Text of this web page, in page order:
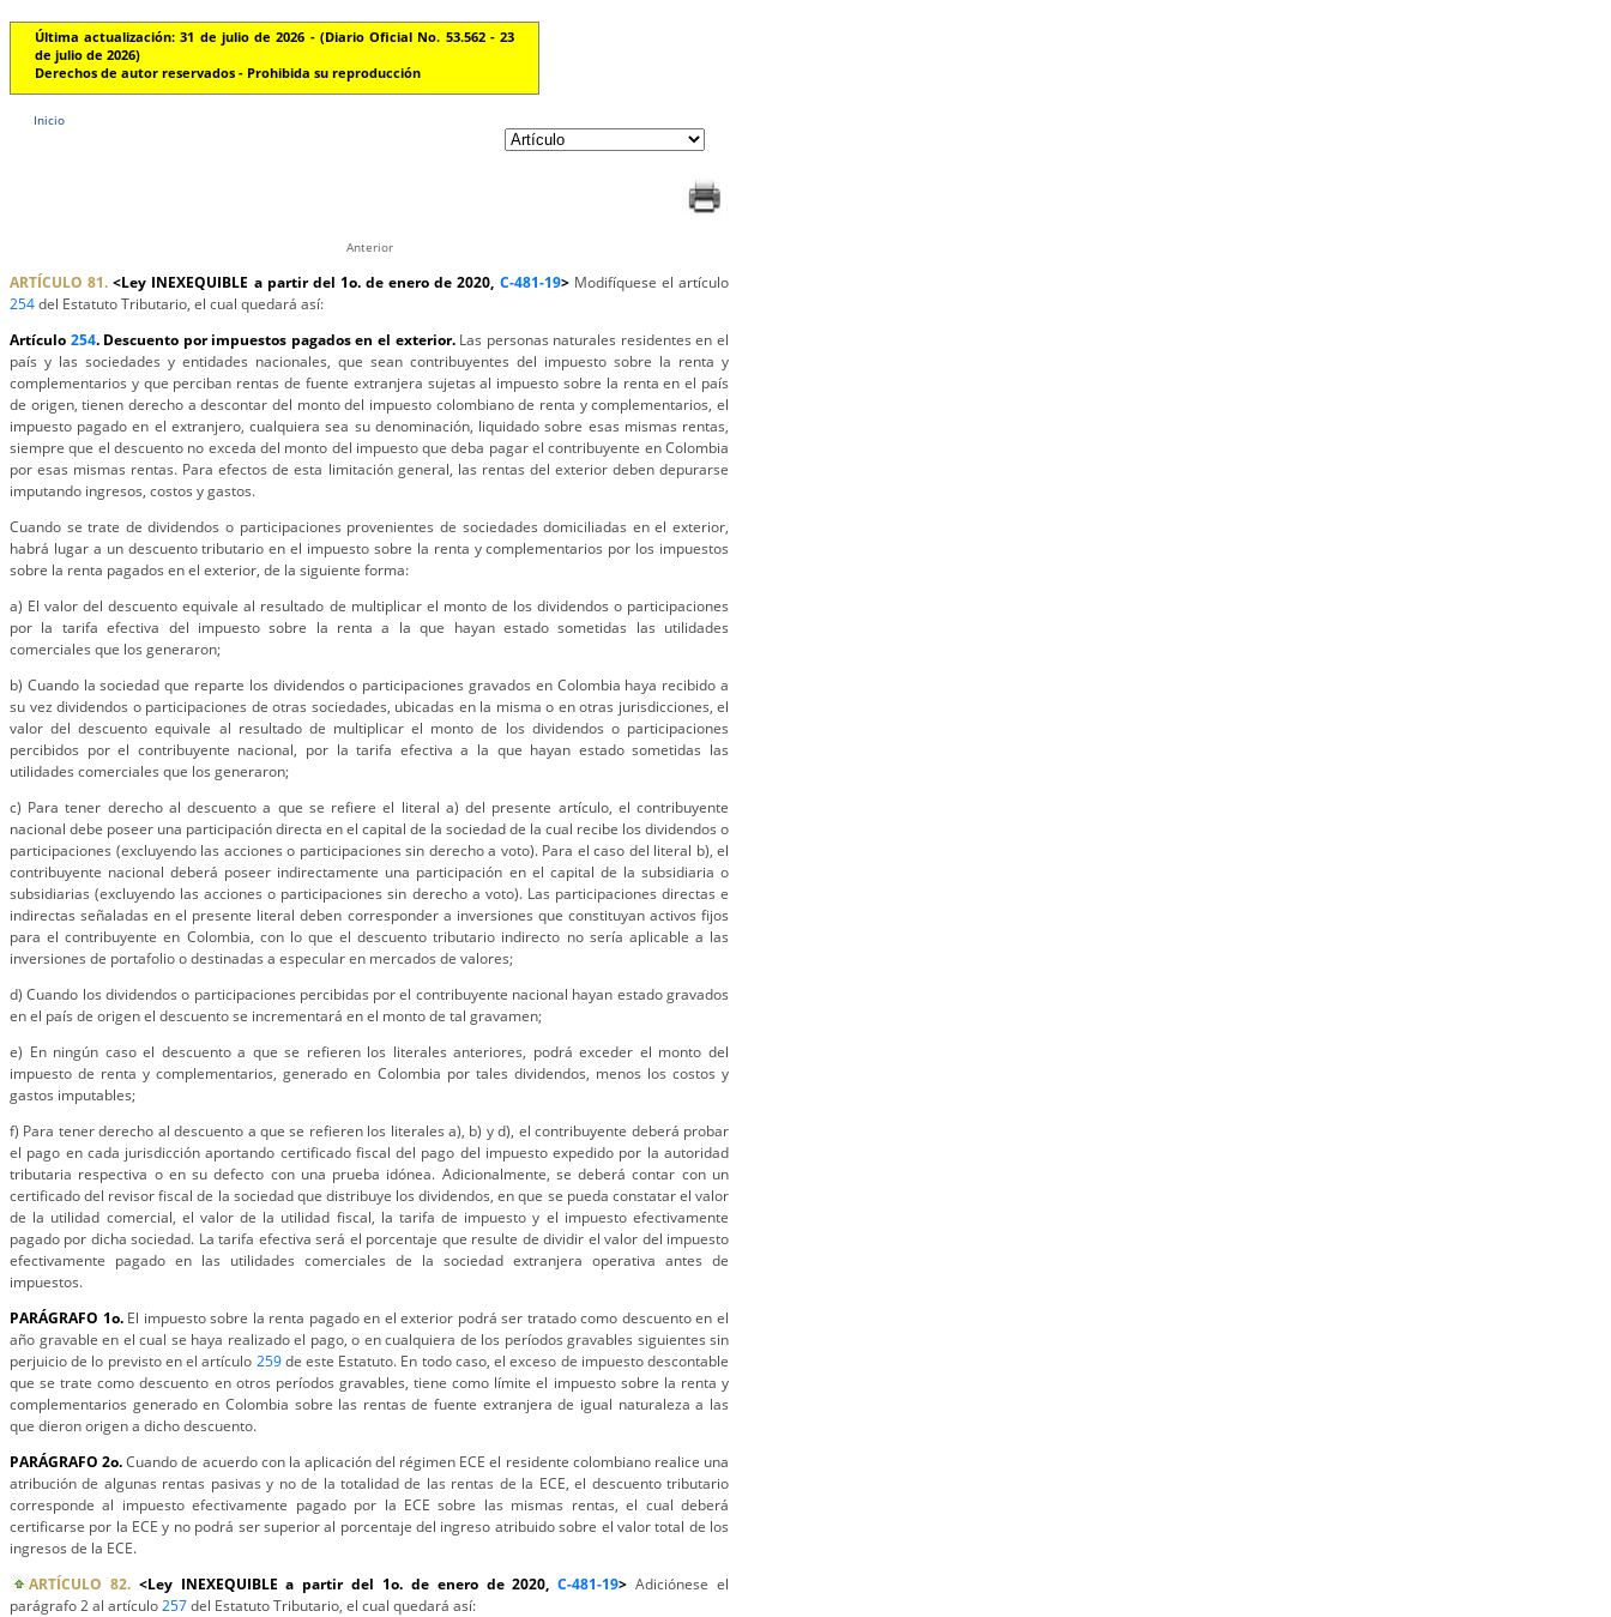
Última actualización: 31 de julio de 2026 - (Diario Oficial No. 53.562 - 23
de julio de 2026)
Derechos de autor reservados - Prohibida su reproducción
Inicio
Anterior
ARTÍCULO 81. <Ley INEXEQUIBLE a partir del 1o. de enero de 2020, C-481-19> Modifíquese el artículo
254del Estatuto Tributario, el cual quedará así:
Artículo 254. Descuento por impuestos pagados en el exterior. Las personas naturales residentes en el
país y las sociedades y entidades nacionales, que sean contribuyentes del impuesto sobre la renta y
complementarios y que perciban rentas de fuente extranjera sujetas al impuesto sobre la renta en el país
de origen, tienen derecho a descontar del monto del impuesto colombiano de renta y complementarios, el
impuesto pagado en el extranjero, cualquiera sea su denominación, liquidado sobre esas mismas rentas,
siempre que el descuento no exceda del monto del impuesto que deba pagar el contribuyente en Colombia
por esas mismas rentas. Para efectos de esta limitación general, las rentas del exterior deben depurarse
imputando ingresos, costos y gastos.
Cuando se trate de dividendos o participaciones provenientes de sociedades domiciliadas en el exterior,
habrá lugar a un descuento tributario en el impuesto sobre la renta y complementarios por los impuestos
sobre la renta pagados en el exterior, de la siguiente forma:
a) El valor del descuento equivale al resultado de multiplicar el monto de los dividendos o participaciones
por la tarifa efectiva del impuesto sobre la renta a la que hayan estado sometidas las utilidades
comerciales que los generaron;
b) Cuando la sociedad que reparte los dividendos o participaciones gravados en Colombia haya recibido a
su vez dividendos o participaciones de otras sociedades, ubicadas en la misma o en otras jurisdicciones, el
valor del descuento equivale al resultado de multiplicar el monto de los dividendos o participaciones
percibidos por el contribuyente nacional, por la tarifa efectiva a la que hayan estado sometidas las
utilidades comerciales que los generaron;
c) Para tener derecho al descuento a que se refiere el literal a) del presente artículo, el contribuyente
nacional debe poseer una participación directa en el capital de la sociedad de la cual recibe los dividendos o
participaciones (excluyendo las acciones o participaciones sin derecho a voto). Para el caso del literal b), el
contribuyente nacional deberá poseer indirectamente una participación en el capital de la subsidiaria o
subsidiarias (excluyendo las acciones o participaciones sin derecho a voto). Las participaciones directas e
indirectas señaladas en el presente literal deben corresponder a inversiones que constituyan activos fijos
para el contribuyente en Colombia, con lo que el descuento tributario indirecto no sería aplicable a las
inversiones de portafolio o destinadas a especular en mercados de valores;
d) Cuando los dividendos o participaciones percibidas por el contribuyente nacional hayan estado gravados
en el país de origen el descuento se incrementará en el monto de tal gravamen;
e) En ningún caso el descuento a que se refieren los literales anteriores, podrá exceder el monto del
impuesto de renta y complementarios, generado en Colombia por tales dividendos, menos los costos y
gastos imputables;
f) Para tener derecho al descuento a que se refieren los literales a), b) y d), el contribuyente deberá probar
el pago en cada jurisdicción aportando certificado fiscal del pago del impuesto expedido por la autoridad
tributaria respectiva o en su defecto con una prueba idónea. Adicionalmente, se deberá contar con un
certificado del revisor fiscal de la sociedad que distribuye los dividendos, en que se pueda constatar el valor
de la utilidad comercial, el valor de la utilidad fiscal, la tarifa de impuesto y el impuesto efectivamente
pagado por dicha sociedad. La tarifa efectiva será el porcentaje que resulte de dividir el valor del impuesto
efectivamente pagado en las utilidades comerciales de la sociedad extranjera operativa antes de
impuestos.
PARÁGRAFO 1o. El impuesto sobre la renta pagado en el exterior podrá ser tratado como descuento en el
año gravable en el cual se haya realizado el pago, o en cualquiera de los períodos gravables siguientes sin
perjuicio de lo previsto en el artículo 259de este Estatuto. En todo caso, el exceso de impuesto descontable
que se trate como descuento en otros períodos gravables, tiene como límite el impuesto sobre la renta y
complementarios generado en Colombia sobre las rentas de fuente extranjera de igual naturaleza a las
que dieron origen a dicho descuento.
PARÁGRAFO 2o.Cuando de acuerdo con la aplicación del régimen ECE el residente colombiano realice una
atribución de algunas rentas pasivas y no de la totalidad de las rentas de la ECE, el descuento tributario
corresponde al impuesto efectivamente pagado por la ECE sobre las mismas rentas, el cual deberá
certificarse por la ECE y no podrá ser superior al porcentaje del ingreso atribuido sobre el valor total de los
ingresos de la ECE.
ARTÍCULO 82. <Ley INEXEQUIBLE a partir del 1o. de enero de 2020,C-481-19>Adiciónese el
parágrafo 2 al artículo257del Estatuto Tributario, el cual quedará así: